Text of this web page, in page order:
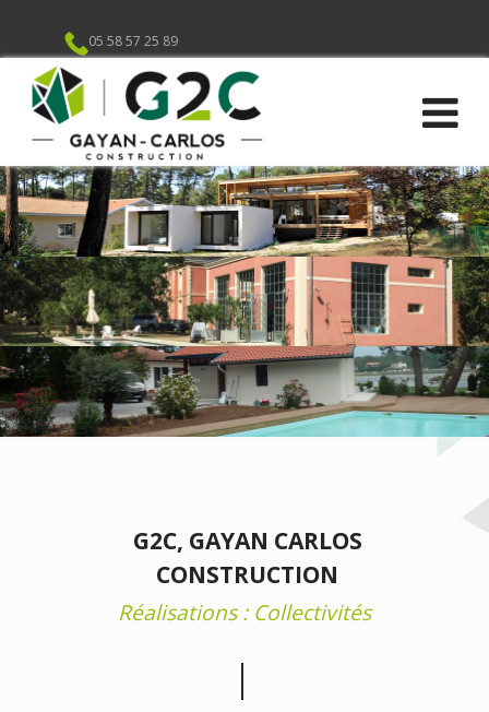
05 58 57 25 89
G2C, GAYAN CARLOS
CONSTRUCTION
Réalisations : Collectivités